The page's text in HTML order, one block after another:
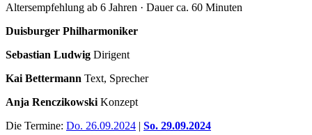
Altersempfehlung ab 6 Jahren · Dauer ca. 60 Minuten
Duisburger Philharmoniker
Sebastian Ludwig Dirigent
Kai Bettermann Text, Sprecher
Anja Renczikowski Konzept
Die Termine: Do. 26.09.2024 | So. 29.09.2024